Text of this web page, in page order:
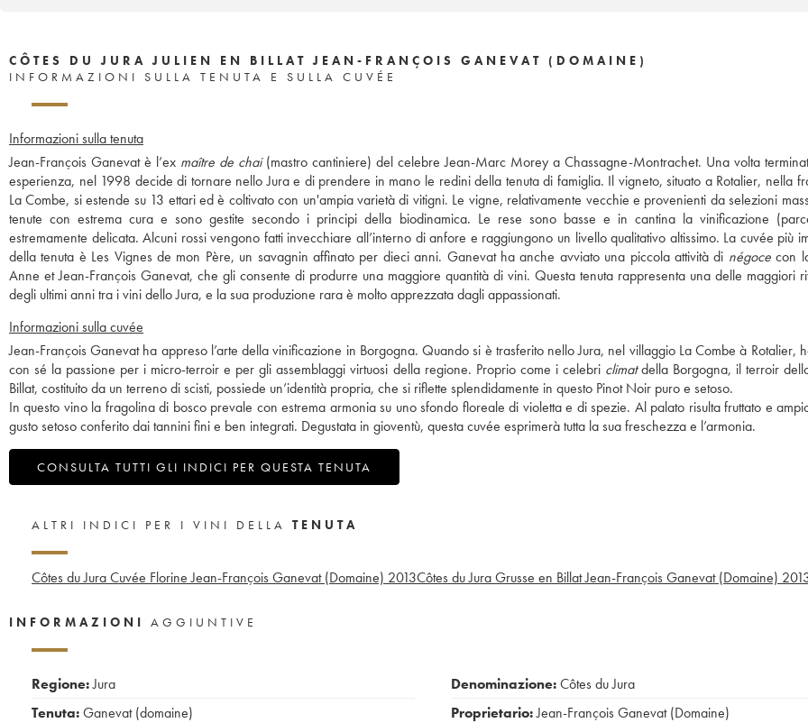
CÔTES DU JURA JULIEN EN BILLAT JEAN-FRANÇOIS GANEVAT (DOMAINE)
INFORMAZIONI SULLA TENUTA E SULLA CUVÉE
Informazioni sulla tenuta
Jean-François Ganevat è l’ex maître de chai(mastro cantiniere) del celebre Jean-Marc Morey a Chassagne-Montrachet. Una volta
esperienza, nel 1998 decide di tornare nello Jura e di prendere in mano le redini della tenuta di famiglia. Il vigneto, situato a Rotalier, nella
La Combe, si estende su 13 ettari ed è coltivato con un'ampia varietà di vitigni. Le vigne, relativamente vecchie e provenienti da selezioni
tenute con estrema cura e sono gestite secondo i principi della biodinamica. Le rese sono basse e in cantina la vinificazione
estremamente delicata. Alcuni rossi vengono fatti invecchiare all’interno di anfore e raggiungono un livello qualitativo altissimo. La cuvée più
della tenuta è Les Vignes de mon Père, un savagnin affinato per dieci anni. Ganevat ha anche avviato una piccola attività di négocecon
Anne et Jean-François Ganevat, che gli consente di produrre una maggiore quantità di vini. Questa tenuta rappresenta una delle maggiori
degli ultimi anni tra i vini dello Jura, e la sua produzione rara è molto apprezzata dagli appassionati.
Informazioni sulla cuvée
Jean-François Ganevat ha appreso l’arte della vinificazione in Borgogna. Quando si è trasferito nello Jura, nel villaggio La Combe à Rotalier,
con sé la passione per i micro-terroir e per gli assemblaggi virtuosi della regione. Proprio come i celebri climatdella Borgogna, il terroir
Billat, costituito da un terreno di scisti, possiede un’identità propria, che si riflette splendidamente in questo Pinot Noir puro e setoso.
In questo vino la fragolina di bosco prevale con estrema armonia su uno sfondo floreale di violetta e di spezie. Al palato risulta fruttato e
gusto setoso conferito dai tannini fini e ben integrati. Degustata in gioventù, questa cuvée esprimerà tutta la sua freschezza e l’armonia.
CONSULTA TUTTI GLI INDICI PER QUESTA TENUTA
ALTRI INDICI PER I VINI DELLA TENUTA
Côtes du Jura Cuvée Florine Jean-François Ganevat (Domaine) 2013Côtes du Jura Grusse en Billat Jean-François Ganevat (Domaine)
INFORMAZIONI AGGIUNTIVE
Regione:Jura
Tenuta:Ganevat (domaine)
Denominazione:Côtes du Jura
Proprietario:Jean-François Ganevat (Domaine)